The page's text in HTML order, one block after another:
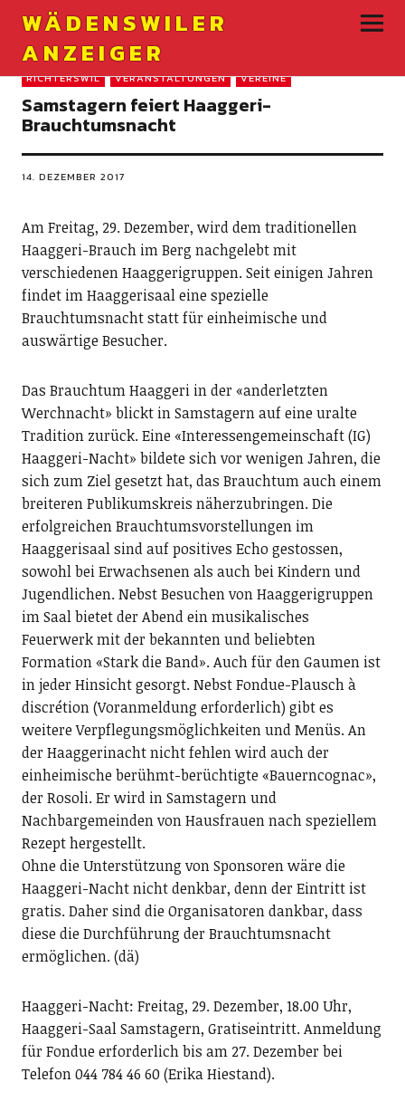
WÄDENSWILER
ANZEIGER
RICHTERSWIL VERANSTALTUNGEN VEREINE
Samstagern feiert Haaggeri-
Brauchtumsnacht
14. DEZEMBER 2017
Am Freitag, 29. Dezember, wird dem traditionellen
Haaggeri-Brauch im Berg nachgelebt mit
verschiedenen Haaggeri­gruppen. Seit einigen Jahren
findet im Haaggerisaal eine spezielle
Brauchtumsnacht statt für einheimische und
auswärtige Besucher.
Das Brauchtum Haaggeri in der «anderletzten
Werchnacht» blickt in Samstagern auf eine uralte
Tradition zurück. Eine «Interessengemeinschaft (IG)
Haaggeri-Nacht» bildete sich vor wenigen Jahren, die
sich zum Ziel gesetzt hat, das Brauchtum auch einem
breiteren Publikumskreis näherzubringen. Die
erfolgreichen Brauchtumsvorstellungen im
Haaggerisaal sind auf positives Echo gestossen,
sowohl bei Erwachsenen als auch bei Kindern und
Jugendlichen. Nebst Besuchen von Haaggerigruppen
im Saal bietet der Abend ein musikalisches
Feuerwerk mit der bekannten und beliebten
Formation «Stark die Band». Auch für den Gaumen ist
in jeder Hinsicht gesorgt. Nebst Fondue-Plausch à
discrétion (Voranmeldung erforderlich) gibt es
weitere Verpflegungsmöglichkeiten und Menüs. An
der Haaggerinacht nicht fehlen wird auch der
einheimische berühmt-berüchtigte «Bauerncognac»,
der Rosoli. Er wird in Samstagern und
Nachbargemeinden von Hausfrauen nach speziellem
Rezept hergestellt.
Ohne die Unterstützung von Sponsoren wäre die
Haaggeri-Nacht nicht denkbar, denn der Eintritt ist
gratis. Daher sind die Organisatoren dankbar, dass
diese die Durchführung der Brauchtumsnacht
ermöglichen. (dä)
Haaggeri-Nacht: Freitag, 29. Dezember, 18.00 Uhr,
Haaggeri-Saal Samstagern, Gratiseintritt. Anmeldung
für Fondue erforderlich bis am 27. Dezember bei
Telefon 044 784 46 60 (Erika Hiestand).